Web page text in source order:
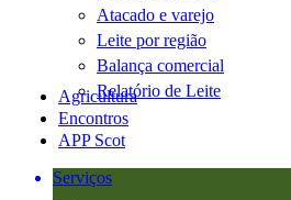
Atacado e varejo
Leite por região
Balança comercial
Relatório de Leite
Agricultura
Encontros
APP Scot
Serviços